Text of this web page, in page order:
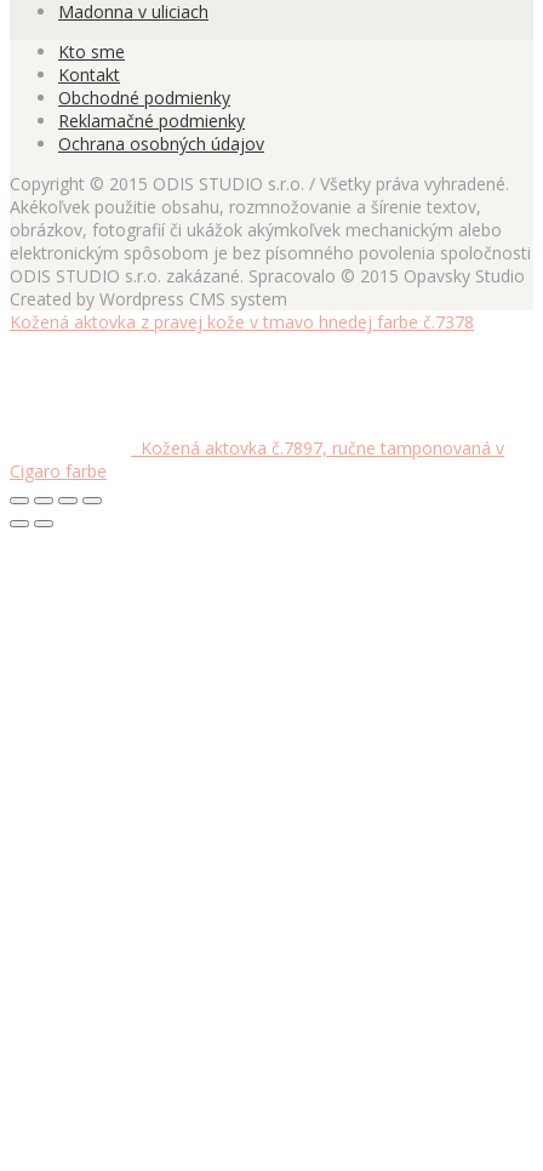
Madonna v uliciach
Kto sme
Kontakt
Obchodné podmienky
Reklamačné podmienky
Ochrana osobných údajov
Copyright © 2015 ODIS STUDIO s.r.o. / Všetky práva vyhradené.
Akékoľvek použitie obsahu, rozmnožovanie a šírenie textov,
obrázkov, fotografií či ukážok akýmkoľvek mechanickým alebo
elektronickým spôsobom je bez písomného povolenia spoločnosti
ODIS STUDIO s.r.o. zakázané. Spracovalo © 2015 Opavsky Studio
Created by Wordpress CMS system
Kožená aktovka z pravej kože v tmavo hnedej farbe č.7378
Kožená aktovka č.7897, ručne tamponovaná v
Cigaro farbe